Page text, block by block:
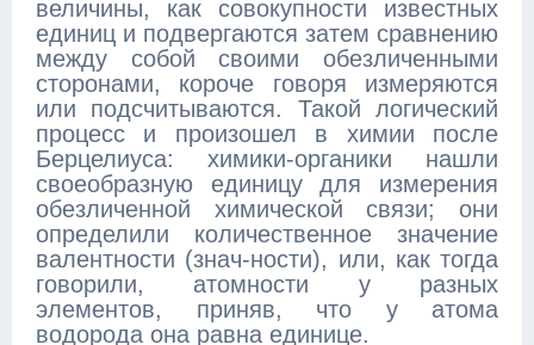
величины, как совокупности известных
единиц и подвергаются затем сравнению
между собой своими обезличенными
сторонами, короче говоря измеряются
или подсчитываются. Такой логический
процесс и произошел в химии после
Берцелиуса: химики-органики нашли
своеобразную единицу для измерения
обезличенной химической связи; они
определили количественное значение
валентности (знач-ности), или, как тогда
говорили, атомности у разных
элементов, приняв, что у атома
водорода она равна единице.